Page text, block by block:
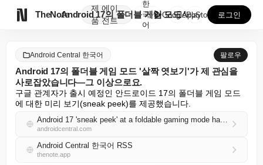
TheNote
제
품
에이
전트
Android 17의 폴더블 게임 모드 '살짝 엿보기'...
한
국
어
GooglePlay
AppStore 로그인
Android Central 한국어 팔로우
Android 17의 폴더블 게임 모드 '살짝 엿보기'가 제 관심을
사로잡았습니다—그 이상으로요.
구글 관계자가 출시 예정인 안드로이드 17의 폴더블 게임 모드
에 대한 미리 보기(sneak peek)를 제공했습니다.
Android 17 'sneak peek' at a foldable gaming mode has my attention—and then some
androidcentral.com
Android Central 한국어 RSS
thenote.app